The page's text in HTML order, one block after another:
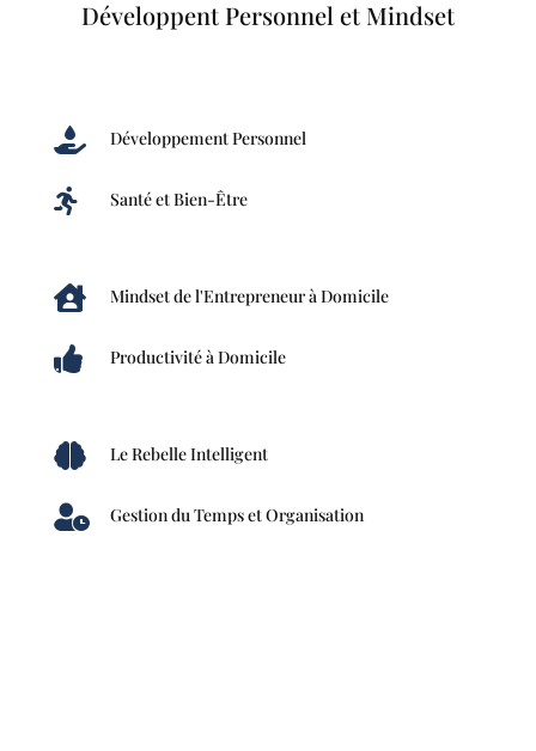
Développent Personnel et Mindset
 Développement Personnel
 Santé et Bien-Être
 Mindset de l'Entrepreneur à Domicile
 Productivité à Domicile
 Le Rebelle Intelligent
 Gestion du Temps et Organisation